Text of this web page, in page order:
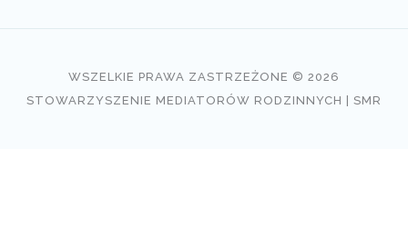
WSZELKIE PRAWA ZASTRZEŻONE © 2026
STOWARZYSZENIE MEDIATORÓW RODZINNYCH | SMR